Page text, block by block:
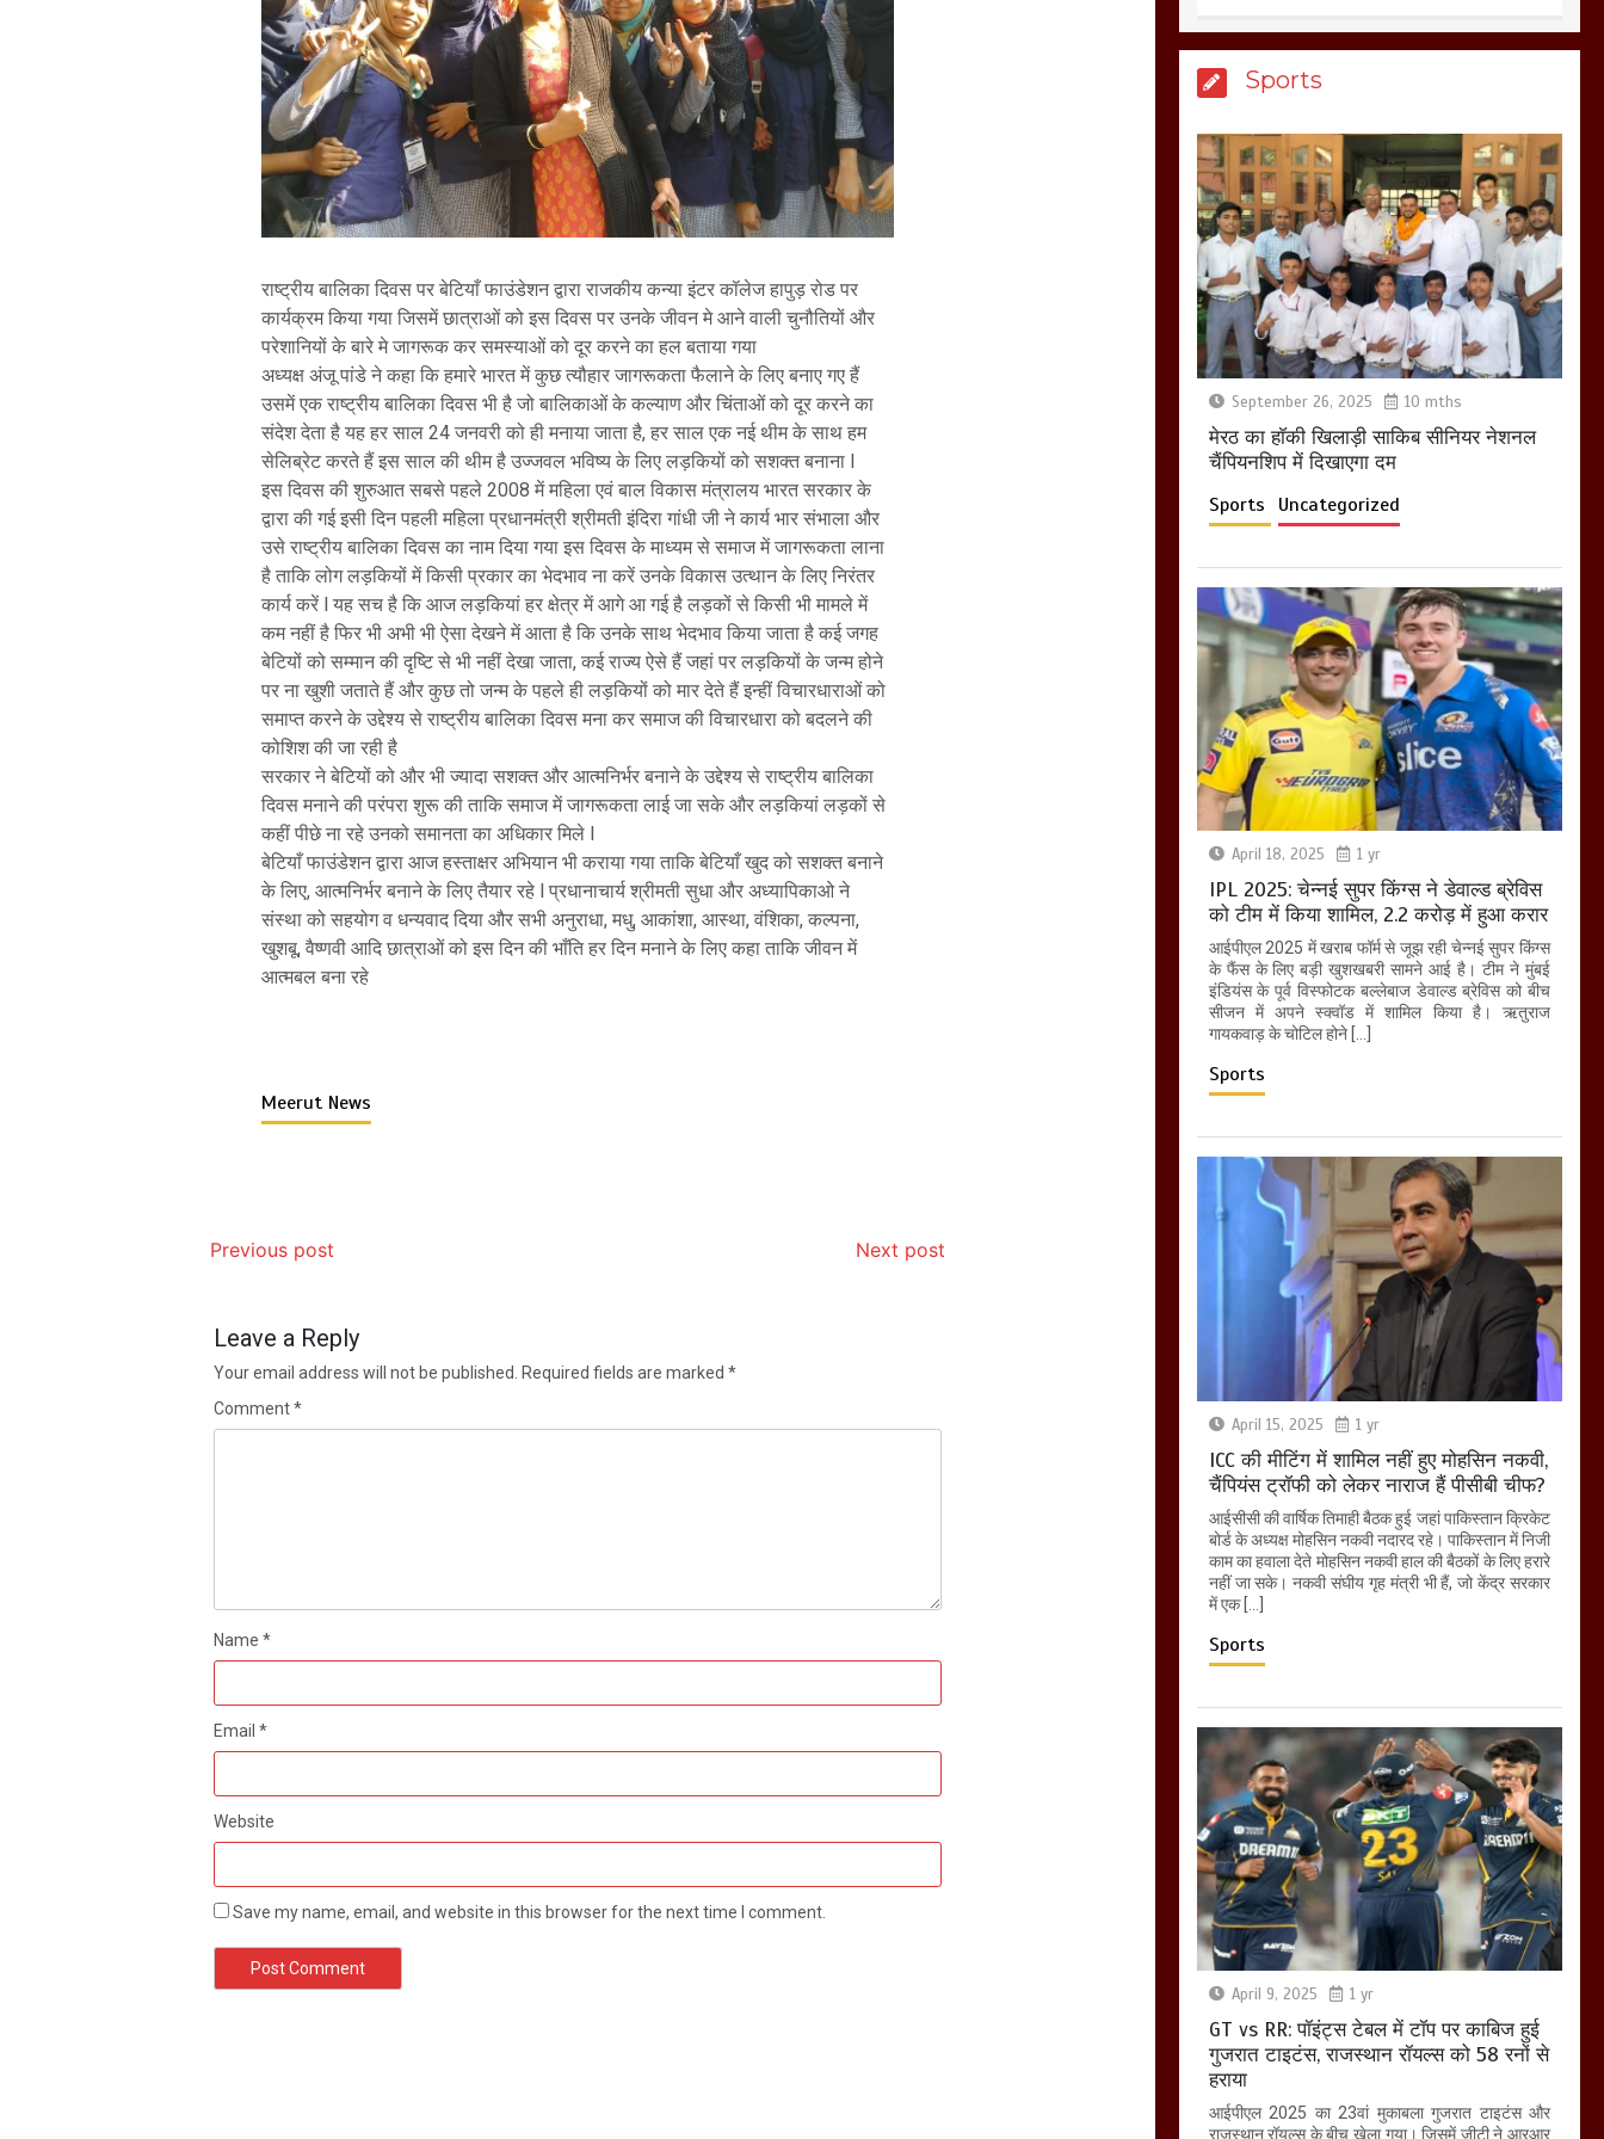
राष्ट्रीय बालिका दिवस पर बेटियाँ फाउंडेशन द्वारा राजकीय कन्या इंटर कॉलेज हापुड़ रोड पर
कार्यक्रम किया गया जिसमें छात्राओं को इस दिवस पर उनके जीवन मे आने वाली चुनौतियों और
परेशानियों के बारे मे जागरूक कर समस्याओं को दूर करने का हल बताया गया
अध्यक्ष अंजू पांडे ने कहा कि हमारे भारत में कुछ त्यौहार जागरूकता फैलाने के लिए बनाए गए हैं
उसमें एक राष्ट्रीय बालिका दिवस भी है जो बालिकाओं के कल्याण और चिंताओं को दूर करने का
संदेश देता है यह हर साल 24 जनवरी को ही मनाया जाता है, हर साल एक नई थीम के साथ हम
सेलिब्रेट करते हैं इस साल की थीम है उज्जवल भविष्य के लिए लड़कियों को सशक्त बनाना l
इस दिवस की शुरुआत सबसे पहले 2008 में महिला एवं बाल विकास मंत्रालय भारत सरकार के
द्वारा की गई इसी दिन पहली महिला प्रधानमंत्री श्रीमती इंदिरा गांधी जी ने कार्य भार संभाला और
उसे राष्ट्रीय बालिका दिवस का नाम दिया गया इस दिवस के माध्यम से समाज में जागरूकता लाना
है ताकि लोग लड़कियों में किसी प्रकार का भेदभाव ना करें उनके विकास उत्थान के लिए निरंतर
कार्य करें l यह सच है कि आज लड़कियां हर क्षेत्र में आगे आ गई है लड़कों से किसी भी मामले में
कम नहीं है फिर भी अभी भी ऐसा देखने में आता है कि उनके साथ भेदभाव किया जाता है कई जगह
बेटियों को सम्मान की दृष्टि से भी नहीं देखा जाता, कई राज्य ऐसे हैं जहां पर लड़कियों के जन्म होने
पर ना खुशी जताते हैं और कुछ तो जन्म के पहले ही लड़कियों को मार देते हैं इन्हीं विचारधाराओं को
समाप्त करने के उद्देश्य से राष्ट्रीय बालिका दिवस मना कर समाज की विचारधारा को बदलने की
कोशिश की जा रही है
सरकार ने बेटियों को और भी ज्यादा सशक्त और आत्मनिर्भर बनाने के उद्देश्य से राष्ट्रीय बालिका
दिवस मनाने की परंपरा शुरू की ताकि समाज में जागरूकता लाई जा सके और लड़कियां लड़कों से
कहीं पीछे ना रहे उनको समानता का अधिकार मिले l
बेटियाँ फाउंडेशन द्वारा आज हस्ताक्षर अभियान भी कराया गया ताकि बेटियाँ खुद को सशक्त बनाने
के लिए, आत्मनिर्भर बनाने के लिए तैयार रहे l प्रधानाचार्य श्रीमती सुधा और अध्यापिकाओ ने
संस्था को सहयोग व धन्यवाद दिया और सभी अनुराधा, मधु, आकांशा, आस्था, वंशिका, कल्पना,
खुशबू, वैष्णवी आदि छात्राओं को इस दिन की भाँति हर दिन मनाने के लिए कहा ताकि जीवन में
आत्मबल बना रहे
Meerut News
Previous post Next post
Leave a Reply
Your email address will not be published. Required fields are marked *
Comment*
Name *
Email *
Website
Save my name, email, and website in this browser for the next time I comment.
सालीकिन को शहर काजी
नहीं बनने देना चाहते सुने
क्या कहा मौलाना कारी
शफीकुर्रहमान रहमान ने
March 11, 2025
बिजली विभाग से परेशान
होकर बागपत में एक संत ने
सरकार को दी आमरण
अनशन की चेतावनी
March 8, 2025
Sports
September 26, 2025 10 mths
मेरठ का हाॅकी खिलाड़ी साकिब सीनियर नेशनल
चैंपियनशिप में दिखाएगा दम
Sports Uncategorized
April 18, 2025 1 yr
IPL 2025: चेन्नई सुपर किंग्स ने डेवाल्ड ब्रेविस
को टीम में किया शामिल, 2.2 करोड़ में हुआ करार
आईपीएल 2025 में खराब फॉर्म से जूझ रही चेन्नई सुपर किंग्स
के फैंस के लिए बड़ी खुशखबरी सामने आई है। टीम ने मुंबई
इंडियंस के पूर्व विस्फोटक बल्लेबाज डेवाल्ड ब्रेविस को बीच
सीजन में अपने स्क्वॉड में शामिल किया है। ऋतुराज
गायकवाड़ के चोटिल होने […]
Sports
April 15, 2025 1 yr
ICC की मीटिंग में शामिल नहीं हुए मोहसिन नकवी,
चैंपियंस ट्रॉफी को लेकर नाराज हैं पीसीबी चीफ?
आईसीसी की वार्षिक तिमाही बैठक हुई जहां पाकिस्तान क्रिकेट
बोर्ड के अध्यक्ष मोहसिन नकवी नदारद रहे। पाकिस्तान में निजी
काम का हवाला देते मोहसिन नकवी हाल की बैठकों के लिए हरारे
नहीं जा सके। नकवी संघीय गृह मंत्री भी हैं, जो केंद्र सरकार
में एक […]
Sports
April 9, 2025 1 yr
GT vs RR: पॉइंट्स टेबल में टॉप पर काबिज हुई
गुजरात टाइटंस, राजस्थान रॉयल्स को 58 रनों से
हराया
आईपीएल 2025 का 23वां मुकाबला गुजरात टाइटंस और
राजस्थान रॉयल्स के बीच खेला गया। जिसमें जीटी ने आरआर